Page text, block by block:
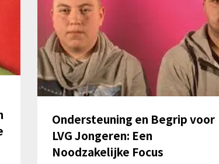
Ondersteuning en Begrip voor
LVG Jongeren: Een
Noodzakelijke Focus